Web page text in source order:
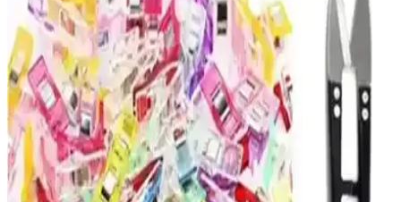
Palmiye Hobi Sanat kırtasiye'nin Kayık ve Sahil Kasabası temalı
sayılarla boyama setleri detaylı karşılaştırması. Her iki ürünün
özellikleri, kullanıcı yorumları ve avantajlarıyla hangi setin size
uygun olduğunu keşfedin.
Adel Sakura ve NaSaDAN Pati Silgi
Karşılaştırması: Özellikleri ve Kullanıcı Yorumları
Adel Sakura ve NaSaDAN Pati Silgi'nin özelliklerini, kullanıcı
yorumlarını ve karşılaştırmalarını detaylı inceleyerek, ihtiyaçlarınıza
uygun en iyi silgiyi seçmenize yardımcı oluyoruz.